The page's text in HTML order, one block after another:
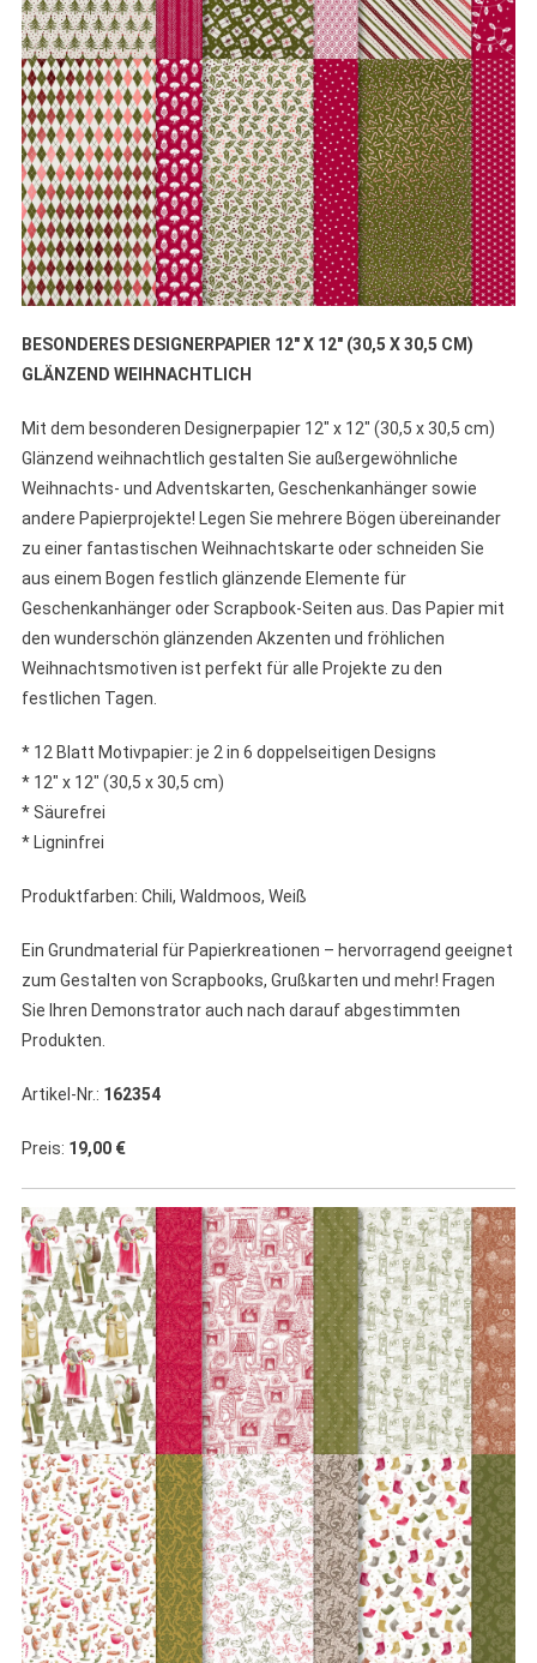
BESONDERES DESIGNERPAPIER 12″ X 12″ (30,5 X 30,5 CM)
GLÄNZEND WEIHNACHTLICH
Mit dem besonderen Designerpapier 12″ x 12″ (30,5 x 30,5 cm)
Glänzend weihnachtlich gestalten Sie außergewöhnliche
Weihnachts- und Adventskarten, Geschenkanhänger sowie
andere Papierprojekte! Legen Sie mehrere Bögen übereinander
zu einer fantastischen Weihnachtskarte oder schneiden Sie
aus einem Bogen festlich glänzende Elemente für
Geschenkanhänger oder Scrapbook-Seiten aus. Das Papier mit
den wunderschön glänzenden Akzenten und fröhlichen
Weihnachtsmotiven ist perfekt für alle Projekte zu den
festlichen Tagen.
* 12 Blatt Motivpapier: je 2 in 6 doppelseitigen Designs
* 12″ x 12″ (30,5 x 30,5 cm)
* Säurefrei
* Ligninfrei
Produktfarben: Chili, Waldmoos, Weiß
Ein Grundmaterial für Papierkreationen – hervorragend geeignet
zum Gestalten von Scrapbooks, Grußkarten und mehr! Fragen
Sie Ihren Demonstrator auch nach darauf abgestimmten
Produkten.
Artikel-Nr.: 162354
Preis: 19,00 €